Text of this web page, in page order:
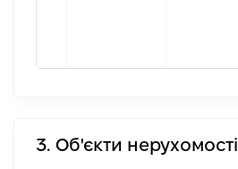
3. Об'єкти нерухомості